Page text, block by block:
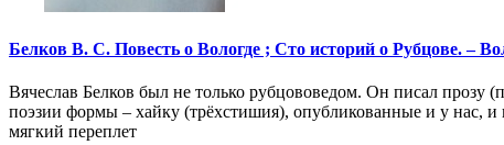
Белков В. С. Повесть о Вологде ; Сто историй о Рубцове. –
Вячеслав Белков был не только рубцововедом. Он писал прозу
поэзии формы – хайку (трёхстишия), опубликованные и у нас,
мягкий переплет